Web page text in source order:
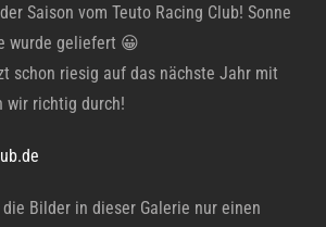
Saison vom Teuto Racing Club! Sonne
wurde geliefert 😀
schon riesig auf das nächste Jahr mit
wir richtig durch!
Bilder in dieser Galerie nur einen